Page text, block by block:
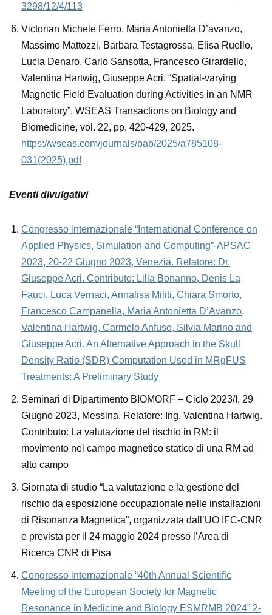
3298/12/4/113
Victorian Michele Ferro, Maria Antonietta D’avanzo,
Massimo Mattozzi, Barbara Testagrossa, Elisa Ruello,
Lucia Denaro, Carlo Sansotta, Francesco Girardello,
Valentina Hartwig, Giuseppe Acri. “Spatial-varying
Magnetic Field Evaluation during Activities in an NMR
Laboratory”. WSEAS Transactions on Biology and
Biomedicine, vol. 22, pp. 420-429, 2025.
https://wseas.com/journals/bab/2025/a785108-
031(2025).pdf
Eventi divulgativi
Congresso internazionale “International Conference on
Applied Physics, Simulation and Computing”-APSAC
2023, 20-22 Giugno 2023, Venezia. Relatore: Dr.
Giuseppe Acri. Contributo: Lilla Bonanno, Denis La
Fauci, Luca Vernaci, Annalisa Militi, Chiara Smorto,
Francesco Campanella, Maria Antonietta D’Avanzo,
Valentina Hartwig, Carmelo Anfuso, Silvia Marino and
Giuseppe Acri. An Alternative Approach in the Skull
Density Ratio (SDR) Computation Used in MRgFUS
Treatments: A Preliminary Study
Seminari di Dipartimento BIOMORF – Ciclo 2023/I, 29
Giugno 2023, Messina. Relatore: Ing. Valentina Hartwig.
Contributo: La valutazione del rischio in RM: il
movimento nel campo magnetico statico di una RM ad
alto campo
Giornata di studio “La valutazione e la gestione del
rischio da esposizione occupazionale nelle installazioni
di Risonanza Magnetica”, organizzata dall’UO IFC-CNR
e prevista per il 24 maggio 2024 presso l’Area di
Ricerca CNR di Pisa
Congresso internazionale “40th Annual Scientific
Meeting of the European Society for Magnetic
Resonance in Medicine and Biology ESMRMB 2024” 2-